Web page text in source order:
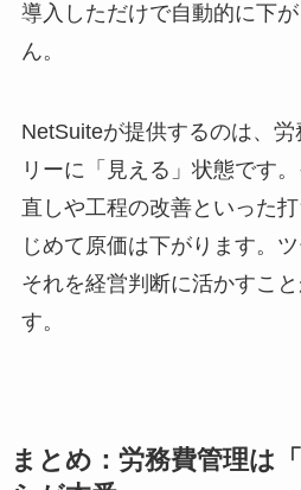
導入しただけで自動的に下
ん。
NetSuiteが提供するのは、
リーに「見える」状態です
直しや工程の改善といった
じめて原価は下がります。
それを経営判断に活かすこ
す。
まとめ：労務費管理は